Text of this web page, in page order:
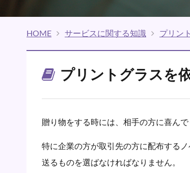
HOME サービスに関する知識 プリン
プリントグラスを
贈り物をする時には、相手の方に喜ん
特に企業の方が取引先の方に配布する
送るものを選ばなければなりません。